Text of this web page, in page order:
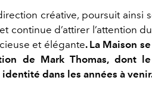
créative, poursuit ainsi
continue d’attirer l’attention
et élégante. La Maison
de Mark Thomas, dont
dans les années à